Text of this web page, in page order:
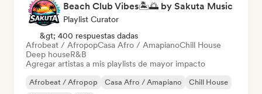
Beach Club Vibes🏝️🌅 by Sakuta Music
Playlist Curator
&gt; 400 respuestas dadas
Afrobeat / AfropopCasa Afro / AmapianoChill House
Deep houseR&B
Agregar artistas a mis playlists de mayor impacto
Afrobeat / Afropop Casa Afro / Amapiano
Chill House